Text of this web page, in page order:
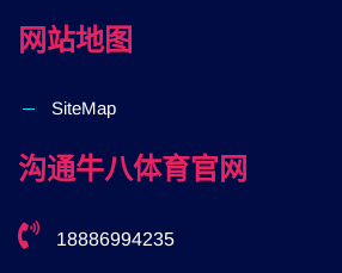
网站地图
SiteMap
沟通⽜⼋体育官网
18886994235